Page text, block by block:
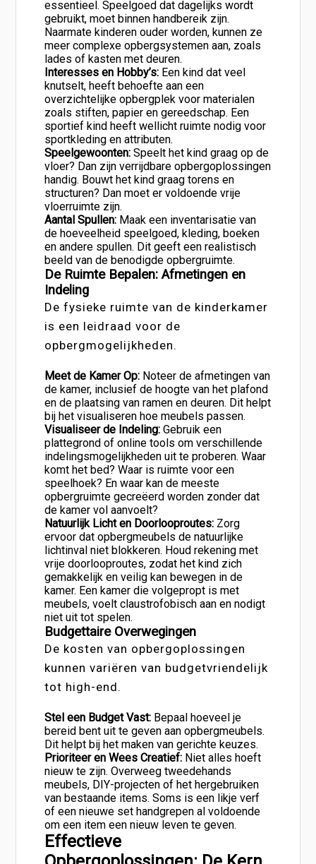
essentieel. Speelgoed dat dagelijks wordt
gebruikt, moet binnen handbereik zijn.
Naarmate kinderen ouder worden, kunnen ze
meer complexe opbergsystemen aan, zoals
lades of kasten met deuren.
Interesses en Hobby’s: Een kind dat veel
knutselt, heeft behoefte aan een
overzichtelijke opbergplek voor materialen
zoals stiften, papier en gereedschap. Een
sportief kind heeft wellicht ruimte nodig voor
sportkleding en attributen.
Speelgewoonten: Speelt het kind graag op de
vloer? Dan zijn verrijdbare opbergoplossingen
handig. Bouwt het kind graag torens en
structuren? Dan moet er voldoende vrije
vloerruimte zijn.
Aantal Spullen: Maak een inventarisatie van
de hoeveelheid speelgoed, kleding, boeken
en andere spullen. Dit geeft een realistisch
beeld van de benodigde opbergruimte.
De Ruimte Bepalen: Afmetingen en
Indeling
De fysieke ruimte van de kinderkamer
is een leidraad voor de
opbergmogelijkheden.
Meet de Kamer Op: Noteer de afmetingen van
de kamer, inclusief de hoogte van het plafond
en de plaatsing van ramen en deuren. Dit helpt
bij het visualiseren hoe meubels passen.
Visualiseer de Indeling: Gebruik een
plattegrond of online tools om verschillende
indelingsmogelijkheden uit te proberen. Waar
komt het bed? Waar is ruimte voor een
speelhoek? En waar kan de meeste
opbergruimte gecreëerd worden zonder dat
de kamer vol aanvoelt?
Natuurlijk Licht en Doorlooproutes: Zorg
ervoor dat opbergmeubels de natuurlijke
lichtinval niet blokkeren. Houd rekening met
vrije doorlooproutes, zodat het kind zich
gemakkelijk en veilig kan bewegen in de
kamer. Een kamer die volgepropt is met
meubels, voelt claustrofobisch aan en nodigt
niet uit tot spelen.
Budgettaire Overwegingen
De kosten van opbergoplossingen
kunnen variëren van budgetvriendelijk
tot high-end.
Stel een Budget Vast: Bepaal hoeveel je
bereid bent uit te geven aan opbergmeubels.
Dit helpt bij het maken van gerichte keuzes.
Prioriteer en Wees Creatief: Niet alles hoeft
nieuw te zijn. Overweeg tweedehands
meubels, DIY-projecten of het hergebruiken
van bestaande items. Soms is een likje verf
of een nieuwe set handgrepen al voldoende
om een item een nieuw leven te geven.
Effectieve